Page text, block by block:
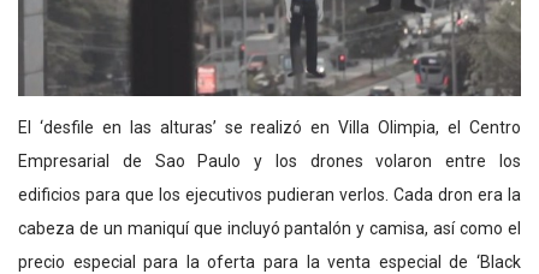
El ‘desfile en las alturas’ se realizó en Villa Olimpia, el Centro
Empresarial de Sao Paulo y los drones volaron entre los
edificios para que los ejecutivos pudieran verlos. Cada dron era la
cabeza de un maniquí que incluyó pantalón y camisa, así como el
precio especial para la oferta para la venta especial de ‘Black